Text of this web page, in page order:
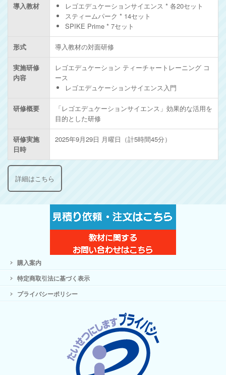
導入教材
レゴエデュケーションサイエンス * 各20セット
スティームパーク * 14セット
SPIKE Prime * 7セット
形式 導入教材の対面研修
実施研修
内容
レゴエデュケーション ティーチャートレーニング コ
ース
レゴエデュケーションサイエンス入門
研修概要
「レゴエデュケーションサイエンス」効果的な活用を
目的とした研修
研修実施
日時
2025年9月29日 月曜日（計5時間45分）
詳細はこちら
購入案内
特定商取引法に基づく表示
プライバシーポリシー